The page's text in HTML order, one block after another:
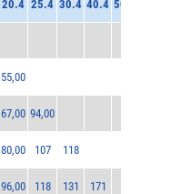
20.4 25.4 30.4 40.4 50.4
55,00
67,00 94,00
80,00 107 118
96,00 118 131 171